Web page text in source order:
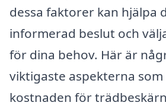
dessa faktorer kan hjälpa
informerad beslut och
för dina behov. Här är
viktigaste aspekterna
kostnaden för